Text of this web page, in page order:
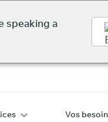
speaking a
Vos